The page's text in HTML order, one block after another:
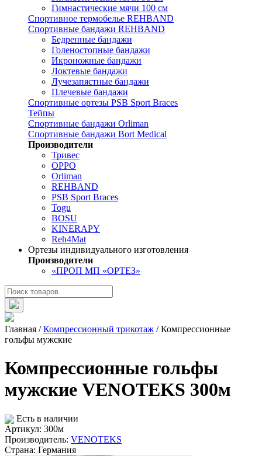
Гимнастические мячи 100 см
Спортивное термобелье REHBAND
Спортивные бандажи REHBAND
Бедренные бандажи
Голеностопные бандажи
Икроножные бандажи
Локтевые бандажи
Лучезапястные бандажи
Плечевые бандажи
Спортивные ортезы PSB Sport Braces
Тейпы
Спортивные бандажи Orliman
Спортивные бандажи Bort Medical
Производители
Тривес
OPPO
Orliman
REHBAND
PSB Sport Braces
Togu
BOSU
KINERAPY
Reh4Mat
Ортезы индивидуального изготовления
Производители
«ПРОП МП «ОРТЕЗ»
Главная /Компрессионный трикотаж /Компрессионные
гольфы мужские
Компрессионные гольфы
мужские VENOTEKS 300м
Есть в наличии
Артикул: 300м
Производитель: VENOTEKS
Страна: Германия